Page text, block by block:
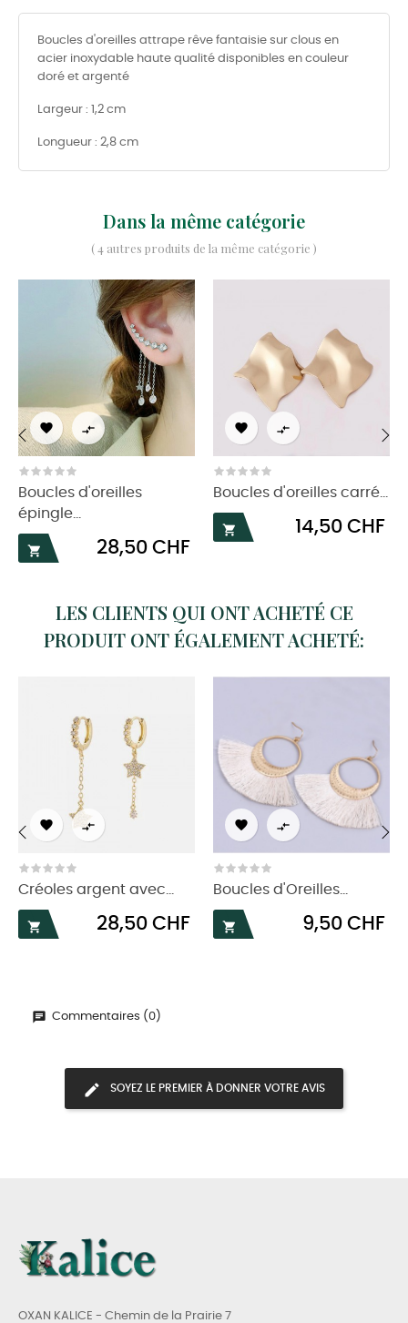
Boucles d'oreilles attrape rêve fantaisie sur clous en
acier inoxydable haute qualité disponibles en couleur
doré et argenté
Largeur : 1,2 cm
Longueur : 2,8 cm
Dans la même catégorie
( 4 autres produits de la même catégorie )
 
Boucles d'oreilles
épingle...

Prix
28,50 CHF
 
Boucles d'oreilles carré...

Prix
14,50 CHF
‹
LES CLIENTS QUI ONT ACHETÉ CE
PRODUIT ONT ÉGALEMENT ACHETÉ:
 
Créoles argent avec...

Prix
28,50 CHF
 
Boucles d'Oreilles...

Prix
9,50 CHF
‹
Commentaires (0)
SOYEZ LE PREMIER À DONNER VOTRE AVIS
OXAN KALICE - Chemin de la Prairie 7